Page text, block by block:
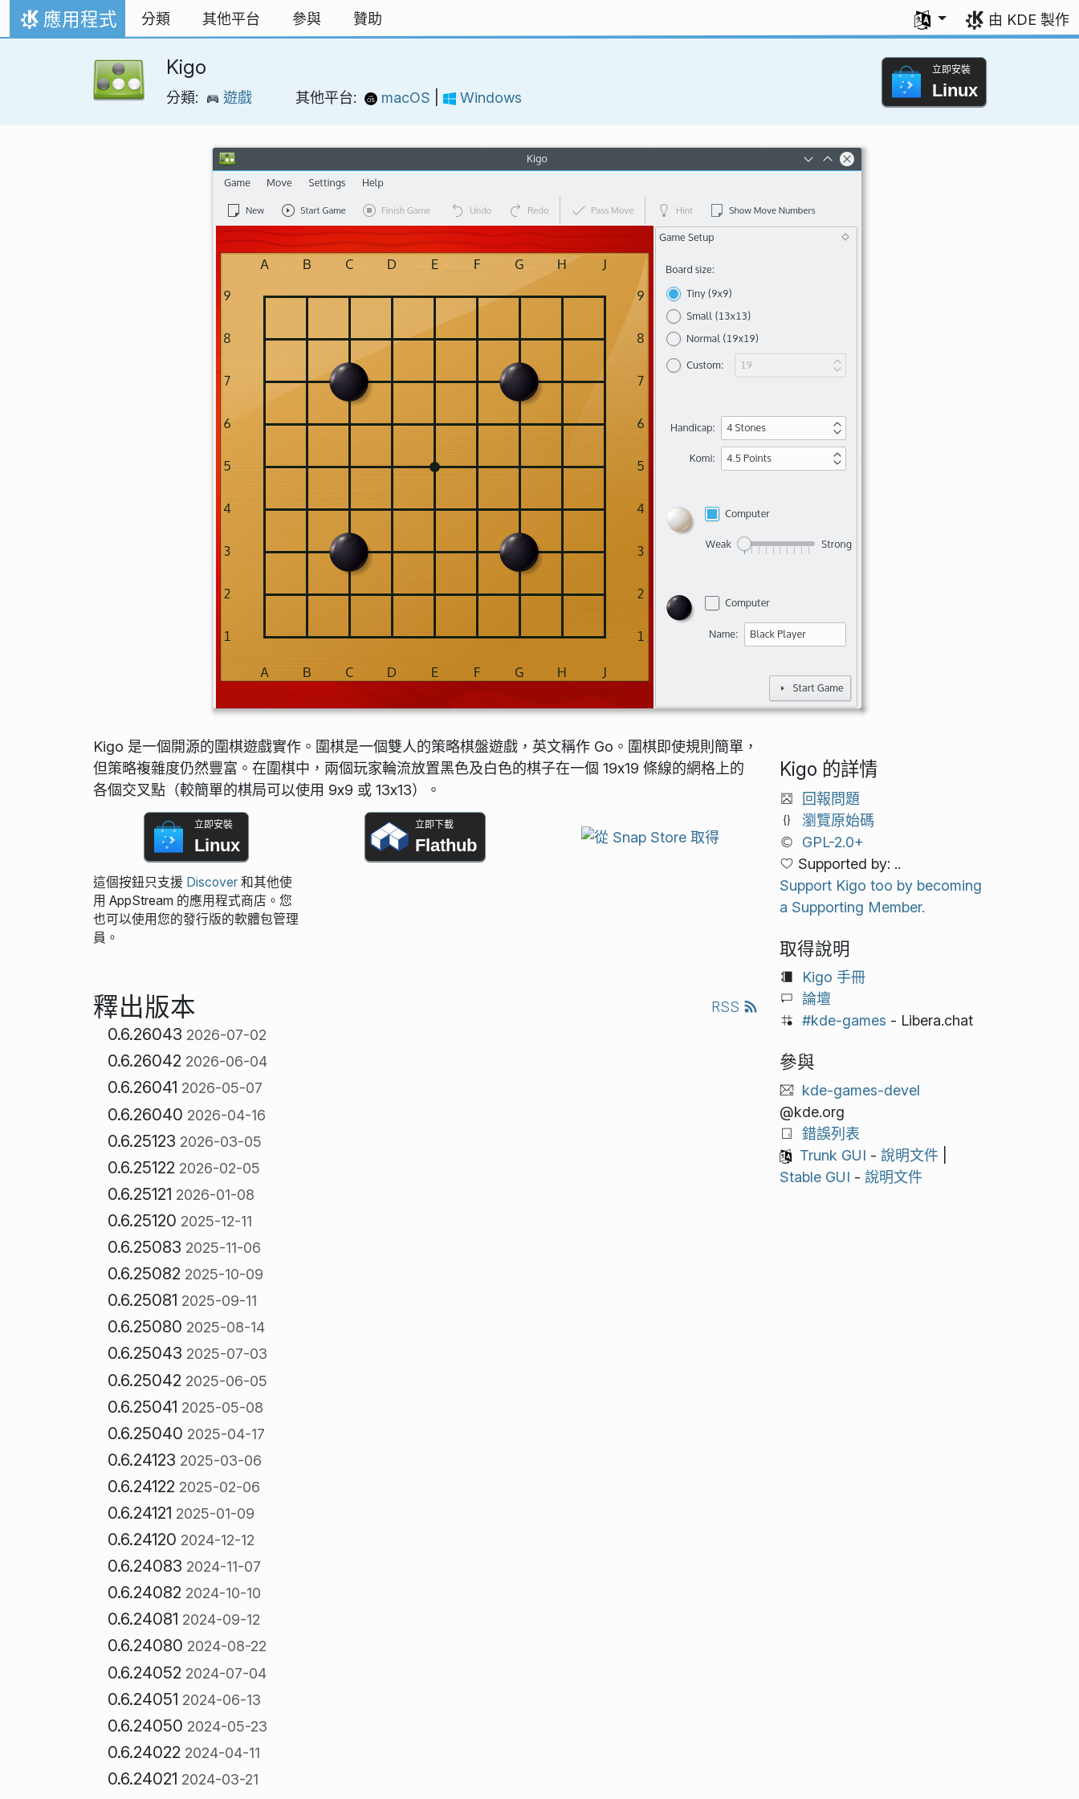
跳到內容
首頁
應用程式 分類 其他平台 參與 贊助
選擇您的語言
由 KDE 製作
Kigo
分類: 遊戲 其他平台: macOS Windows
立即安裝
Linux
Kigo 是一個開源的圍棋遊戲實作。圍棋是一個雙人的策略棋盤遊戲，英文稱作 Go。圍棋即使規則簡單，
但策略複雜度仍然豐富。在圍棋中，兩個玩家輪流放置黑色及白色的棋子在一個 19x19 條線的網格上的
各個交叉點（較簡單的棋局可以使用 9x9 或 13x13）。
立即安裝
Linux
這個按鈕只支援 Discover和其他使
用 AppStream 的應用程式商店。您
也可以使用您的發行版的軟體包管理
員。
立即下載
Flathub
釋出版本 RSS
0.6.26043 2026-07-02
0.6.26042 2026-06-04
0.6.26041 2026-05-07
0.6.26040 2026-04-16
0.6.25123 2026-03-05
0.6.25122 2026-02-05
0.6.25121 2026-01-08
0.6.25120 2025-12-11
0.6.25083 2025-11-06
0.6.25082 2025-10-09
0.6.25081 2025-09-11
0.6.25080 2025-08-14
0.6.25043 2025-07-03
0.6.25042 2025-06-05
0.6.25041 2025-05-08
0.6.25040 2025-04-17
0.6.24123 2025-03-06
0.6.24122 2025-02-06
0.6.24121 2025-01-09
0.6.24120 2024-12-12
0.6.24083 2024-11-07
0.6.24082 2024-10-10
0.6.24081 2024-09-12
0.6.24080 2024-08-22
0.6.24052 2024-07-04
0.6.24051 2024-06-13
0.6.24050 2024-05-23
0.6.24022 2024-04-11
0.6.24021 2024-03-21
Kigo 的詳情
回報問題
瀏覽原始碼
GPL-2.0+
Supported by: ..
Support Kigo too by becoming
a Supporting Member.
取得說明
Kigo 手冊
論壇
#kde-games - Libera.chat
參與
kde-games-devel
@kde.org
錯誤列表
Trunk GUI - 說明文件|
Stable GUI - 說明文件